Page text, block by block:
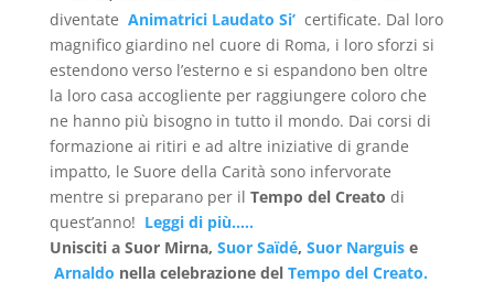
diventate Animatrici Laudato Si’ certificate. Dal loro
magnifico giardino nel cuore di Roma, i loro sforzi si
estendono verso l’esterno e si espandono ben oltre
la loro casa accogliente per raggiungere coloro che
ne hanno più bisogno in tutto il mondo. Dai corsi di
formazione ai ritiri e ad altre iniziative di grande
impatto, le Suore della Carità sono infervorate
mentre si preparano per il Tempo del Creato di
quest’anno! Leggi di più…..
Unisciti a Suor Mirna, Suor Saïdé, Suor Narguise
Arnaldo nella celebrazione delTempo del Creato.